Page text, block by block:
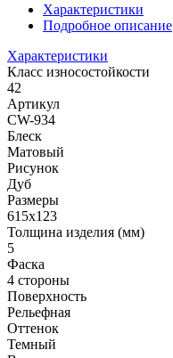
Характеристики
Подробное описание
Характеристики
Класс износостойкости
42
Артикул
CW-934
Блеск
Матовый
Рисунок
Дуб
Размеры
615x123
Толщина изделия (мм)
5
Фаска
4 стороны
Поверхность
Рельефная
Оттенок
Темный